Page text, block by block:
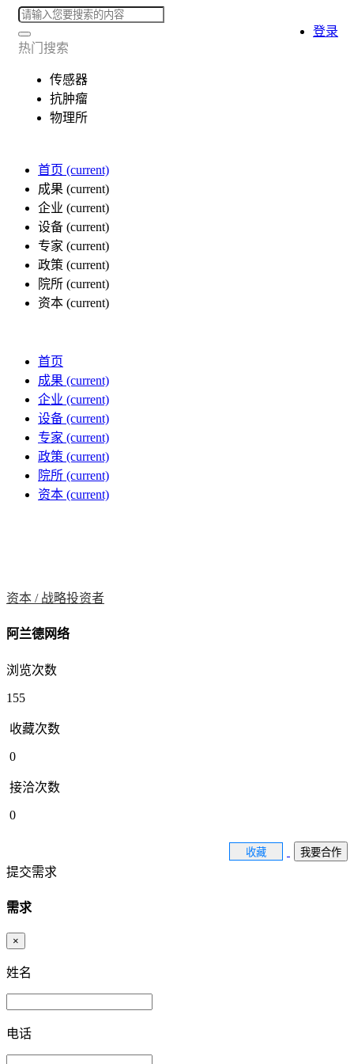
热门搜索
传感器
抗肿瘤
物理所
首页 (current)
成果 (current)
企业 (current)
设备 (current)
专家 (current)
政策 (current)
院所 (current)
资本 (current)
登录
首页
成果 (current)
企业 (current)
设备 (current)
专家 (current)
政策 (current)
院所 (current)
资本 (current)
资本 / 战略投资者
阿兰德网络
浏览次数
155
收藏次数
0
接洽次数
0
收藏 我要合作
提交需求
需求
×
姓名
电话